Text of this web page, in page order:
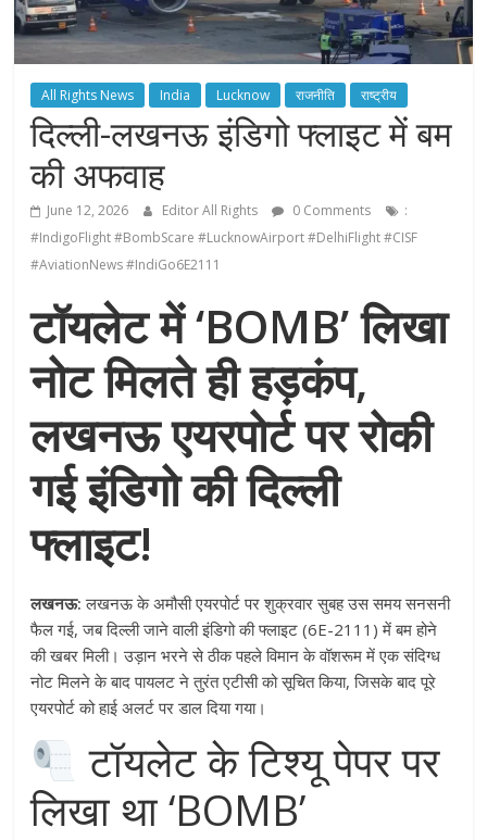
All Rights News India Lucknow राजनीति राष्ट्रीय
दिल्ली-लखनऊ इंडिगो फ्लाइट में बम
की अफवाह
June 12, 2026 Editor All Rights 0 Comments
:
#IndigoFlight #BombScare #LucknowAirport #DelhiFlight #CISF
#AviationNews #IndiGo6E2111
टॉयलेट में ‘BOMB’ लिखा
नोट मिलते ही हड़कंप,
लखनऊ एयरपोर्ट पर रोकी
गई इंडिगो की दिल्ली
फ्लाइट!
लखनऊ: लखनऊ के अमौसी एयरपोर्ट पर शुक्रवार सुबह उस समय सनसनी
फैल गई, जब दिल्ली जाने वाली इंडिगो की फ्लाइट (6E-2111) में बम होने
की खबर मिली। उड़ान भरने से ठीक पहले विमान के वॉशरूम में एक संदिग्ध
नोट मिलने के बाद पायलट ने तुरंत एटीसी को सूचित किया, जिसके बाद पूरे
एयरपोर्ट को हाई अलर्ट पर डाल दिया गया।
टॉयलेट के टिश्यू पेपर पर
लिखा था ‘BOMB’